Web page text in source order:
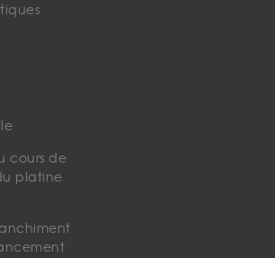
cours de
platine